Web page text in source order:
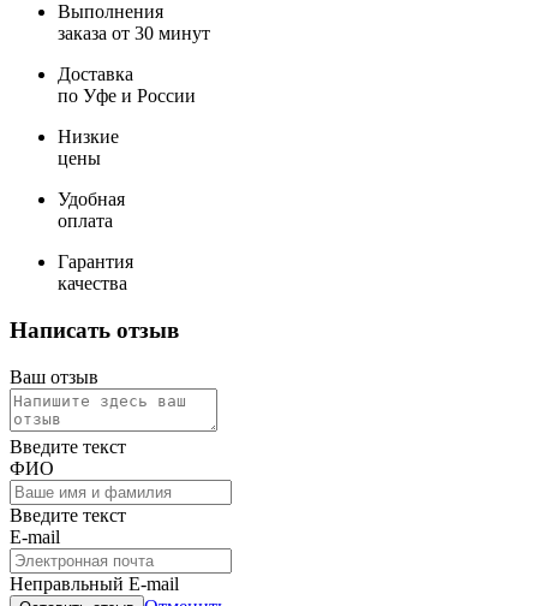
Выполнения
заказа от 30 минут
Доставка
по Уфе и России
Низкие
цены
Удобная
оплата
Гарантия
качества
Написать отзыв
Ваш отзыв
Введите текст
ФИО
Введите текст
E-mail
Неправльный E-mail